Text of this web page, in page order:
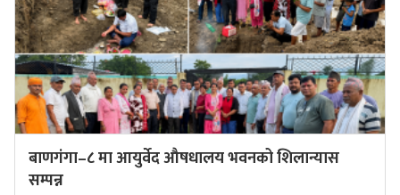
बाणगंगा–८ मा आयुर्वेद औषधालय भवनको शिलान्यास
सम्पन्न